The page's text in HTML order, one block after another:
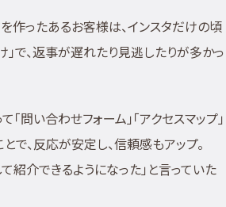
作ったあるお客様は、インスタだけの頃
で、返事が遅れたり見逃したりが多かっ
問い合わせフォーム」「アクセスマップ」
で、反応が安定し、信頼感もアップ。
紹介できるようになった」と言っていた